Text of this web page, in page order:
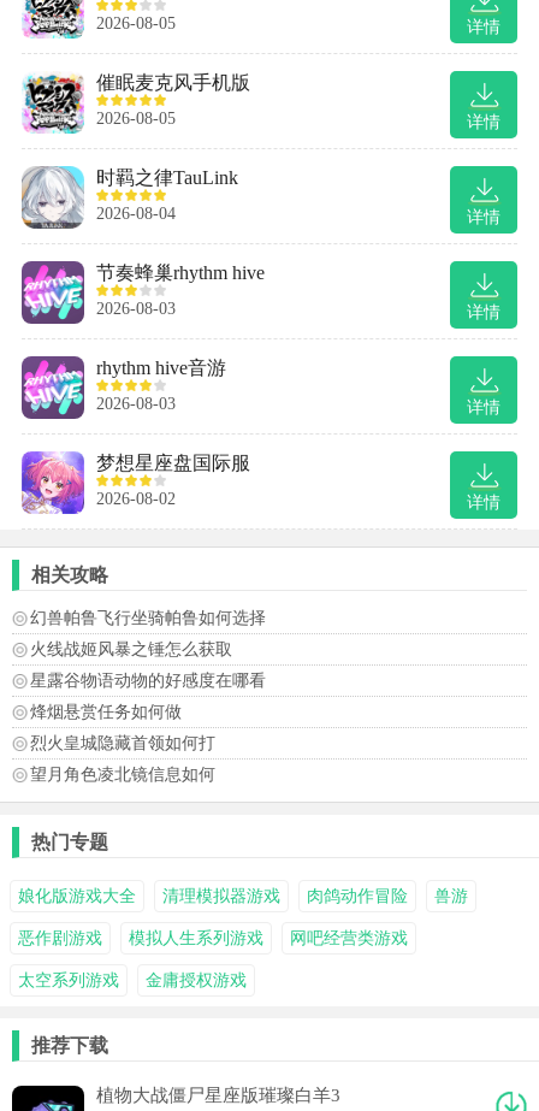
详情
2026-08-05
详情
催眠麦克风手机版
2026-08-05
详情
时羁之律TauLink
2026-08-04
详情
节奏蜂巢rhythm hive
2026-08-03
详情
rhythm hive音游
2026-08-03
详情
梦想星座盘国际服
2026-08-02
相关攻略
幻兽帕鲁飞行坐骑帕鲁如何选择
火线战姬风暴之锤怎么获取
星露谷物语动物的好感度在哪看
烽烟悬赏任务如何做
烈火皇城隐藏首领如何打
望月角色凌北镜信息如何
热门专题
娘化版游戏大全 清理模拟器游戏 肉鸽动作冒险 兽游
恶作剧游戏 模拟人生系列游戏 网吧经营类游戏
太空系列游戏 金庸授权游戏
推荐下载
植物大战僵尸星座版璀璨白羊3